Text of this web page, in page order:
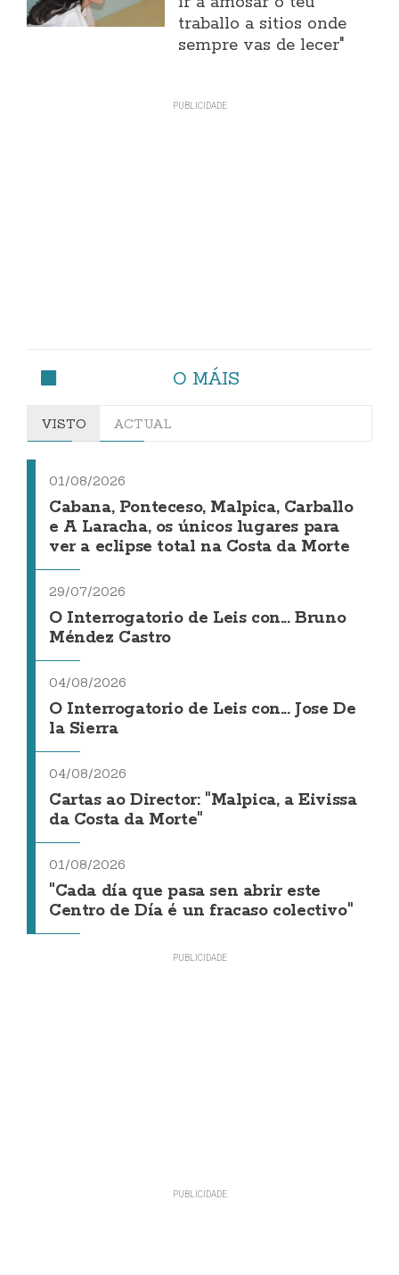
traballo a sitios onde
sempre vas de lecer"
O MÁIS
VISTO ACTUAL
01/08/2026
Cabana, Ponteceso, Malpica, Carballo
e A Laracha, os únicos lugares para
ver a eclipse total na Costa da Morte
29/07/2026
O Interrogatorio de Leis con... Bruno
Méndez Castro
04/08/2026
O Interrogatorio de Leis con... Jose De
la Sierra
04/08/2026
Cartas ao Director: "Malpica, a Eivissa
da Costa da Morte"
01/08/2026
"Cada día que pasa sen abrir este
Centro de Día é un fracaso colectivo"